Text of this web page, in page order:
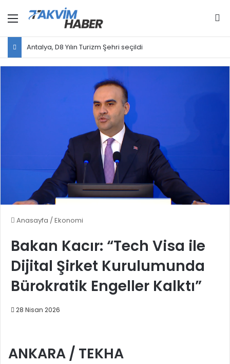
Menü
Antalya, D8 Yılın Turizm Şehri seçildi
Anasayfa /Ekonomi
Bakan Kacır: “Tech Visa ile
Dijital Şirket Kurulumunda
Bürokratik Engeller Kalktı”
28 Nisan 2026
ANKARA / TEKHA